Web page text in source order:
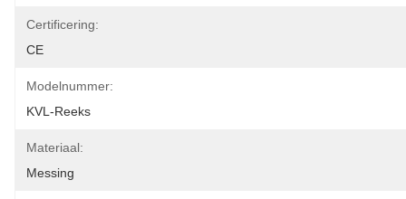
Certificering:
CE
Modelnummer:
KVL-Reeks
Materiaal:
Messing